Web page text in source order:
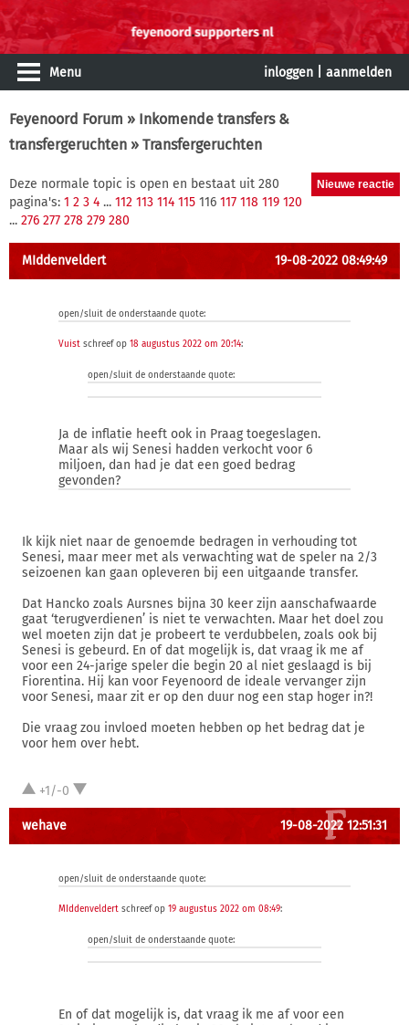
Menu inloggen aanmelden
Feyenoord Forum » Inkomende transfers &
transfergeruchten » Transfergeruchten
Deze normale topic is open en bestaat uit 280
pagina's: 1 2 3 4 ... 112 113 114 115 116 117 118 119 120
... 276 277 278 279 280
MIddenveldert 19-08-2022 08:49:49
open/sluit de onderstaande quote:
Vuist schreef op 18 augustus 2022 om 20:14:
open/sluit de onderstaande quote:
Ja de inflatie heeft ook in Praag toegeslagen.
Maar als wij Senesi hadden verkocht voor 6
miljoen, dan had je dat een goed bedrag
gevonden?
Ik kijk niet naar de genoemde bedragen in verhouding tot
Senesi, maar meer met als verwachting wat de speler na 2/3
seizoenen kan gaan opleveren bij een uitgaande transfer.
Dat Hancko zoals Aursnes bijna 30 keer zijn aanschafwaarde
gaat ‘terugverdienen’ is niet te verwachten. Maar het doel zou
wel moeten zijn dat je probeert te verdubbelen, zoals ook bij
Senesi is gebeurd. En of dat mogelijk is, dat vraag ik me af
voor een 24-jarige speler die begin 20 al niet geslaagd is bij
Fiorentina. Hij kan voor Feyenoord de ideale vervanger zijn
voor Senesi, maar zit er op den duur nog een stap hoger in?!
Die vraag zou invloed moeten hebben op het bedrag dat je
voor hem over hebt.
+1/-0
wehave 19-08-2022 12:51:31
open/sluit de onderstaande quote:
MIddenveldert schreef op 19 augustus 2022 om 08:49:
open/sluit de onderstaande quote:
En of dat mogelijk is, dat vraag ik me af voor een